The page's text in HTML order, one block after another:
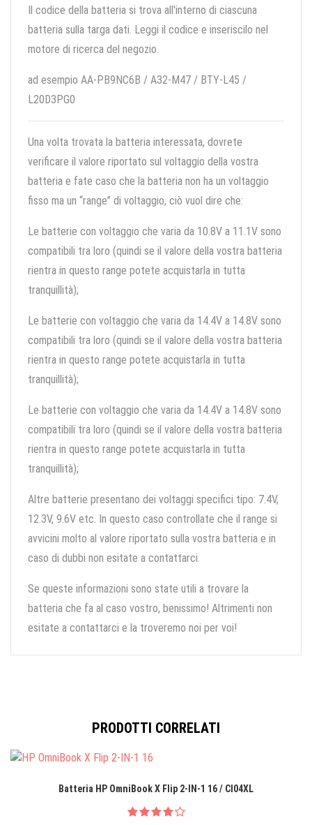
Il codice della batteria si trova all'interno di ciascuna
batteria sulla targa dati. Leggi il codice e inseriscilo nel
motore di ricerca del negozio.
ad esempio AA-PB9NC6B / A32-M47 / BTY-L45 /
L20D3PG0
Una volta trovata la batteria interessata, dovrete
verificare il valore riportato sul voltaggio della vostra
batteria e fate caso che la batteria non ha un voltaggio
fisso ma un “range” di voltaggio, ciò vuol dire che:
Le batterie con voltaggio che varia da 10.8V a 11.1V sono
compatibili tra loro (quindi se il valore della vostra batteria
rientra in questo range potete acquistarla in tutta
tranquillità);
Le batterie con voltaggio che varia da 14.4V a 14.8V sono
compatibili tra loro (quindi se il valore della vostra batteria
rientra in questo range potete acquistarla in tutta
tranquillità);
Le batterie con voltaggio che varia da 14.4V a 14.8V sono
compatibili tra loro (quindi se il valore della vostra batteria
rientra in questo range potete acquistarla in tutta
tranquillità);
Altre batterie presentano dei voltaggi specifici tipo: 7.4V,
12.3V, 9.6V etc. In questo caso controllate che il range si
avvicini molto al valore riportato sulla vostra batteria e in
caso di dubbi non esitate a contattarci.
Se queste informazioni sono state utili a trovare la
batteria che fa al caso vostro, benissimo! Altrimenti non
esitate a contattarci e la troveremo noi per voi!
PRODOTTI CORRELATI
Batteria HP OmniBook X Flip 2-IN-1 16 / CI04XL